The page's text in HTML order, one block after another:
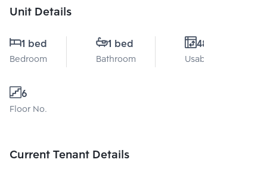
Unit Details
1 bed
Bedroom
1 bed
Bathroom
48 Sq.m.
Usable area
6
Floor No.
Current Tenant Details